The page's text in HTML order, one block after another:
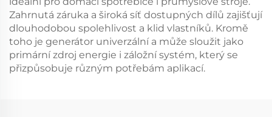
Zahrnutá záruka a široká síť dostupných dílů zajišťují
dlouhodobou spolehlivost a klid vlastníků. Kromě
toho je generátor univerzální a může sloužit jako
primární zdroj energie i záložní systém, který se
přizpůsobuje různým potřebám aplikací.